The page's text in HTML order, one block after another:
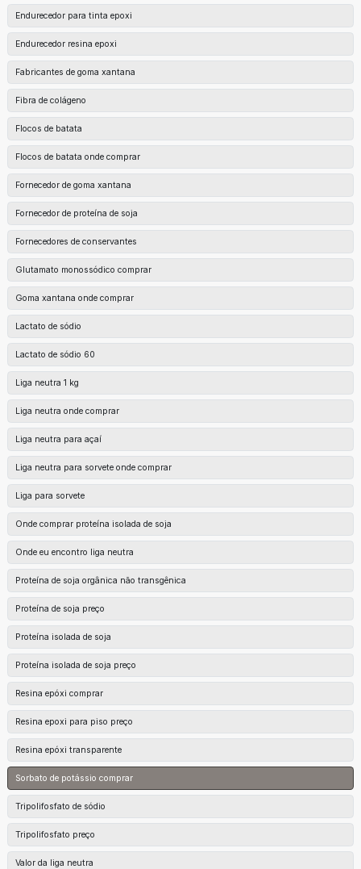
Endurecedor para tinta epoxi
Endurecedor resina epoxi
Fabricantes de goma xantana
Fibra de colágeno
Flocos de batata
Flocos de batata onde comprar
Fornecedor de goma xantana
Fornecedor de proteína de soja
Fornecedores de conservantes
Glutamato monossódico comprar
Goma xantana onde comprar
Lactato de sódio
Lactato de sódio 60
Liga neutra 1 kg
Liga neutra onde comprar
Liga neutra para açaí
Liga neutra para sorvete onde comprar
Liga para sorvete
Onde comprar proteína isolada de soja
Onde eu encontro liga neutra
Proteína de soja orgânica não transgênica
Proteína de soja preço
Proteína isolada de soja
Proteína isolada de soja preço
Resina epóxi comprar
Resina epoxi para piso preço
Resina epóxi transparente
Sorbato de potássio comprar
Tripolifosfato de sódio
Tripolifosfato preço
Valor da liga neutra